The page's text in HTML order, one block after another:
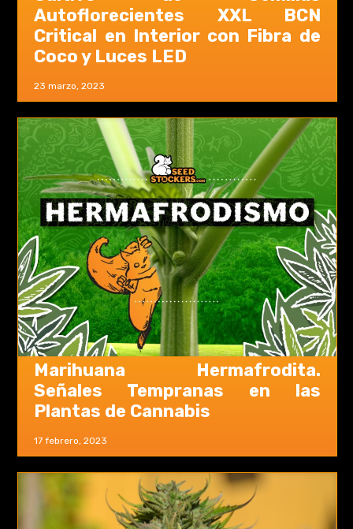
23 marzo, 2023
Autoflorecientes XXL BCN
Critical en Interior con Fibra de
Coco y Luces LED
17 febrero, 2023
Marihuana Hermafrodita.
Señales Tempranas en las
Plantas de Cannabis